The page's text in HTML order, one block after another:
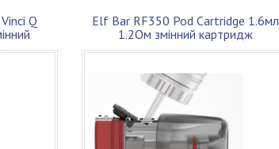
Q
Elf Bar RF350 Pod Cartridge 1.6мл
1.2Ом змінний картридж